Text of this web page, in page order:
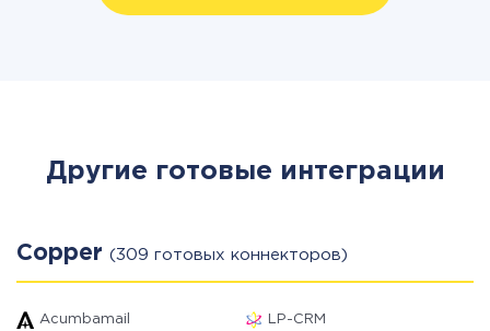
Другие готовые интеграции
Copper (309 готовых коннекторов)
Acumbamail LP-CRM